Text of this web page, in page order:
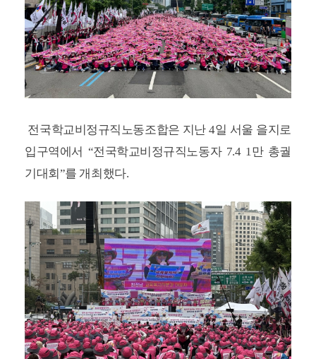
전국학교비정규직노동조합은 지난 4일 서울 을지로
입구역에서 “전국학교비정규직노동자 7.4 1만 총궐
기대회”를 개최했다.